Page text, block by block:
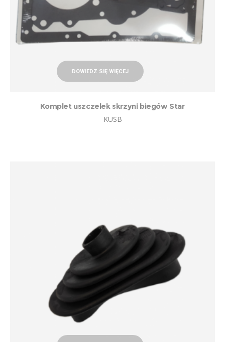
DOWIEDZ SIĘ WIĘCEJ
Komplet uszczelek skrzyni biegów Star
KUSB